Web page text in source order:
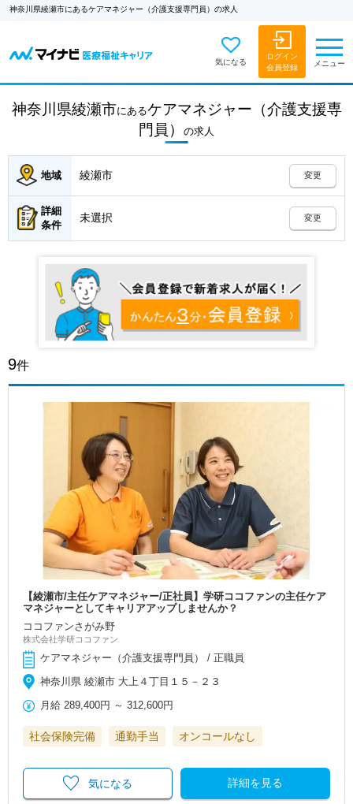
神奈川県綾瀬市にあるケアマネジャー（介護支援専門員）の求人
気になる
ログイン
会員登録
メニュー
神奈川県綾瀬市にあるケアマネジャー（介護支援専
門員）
の求人
地域 綾瀬市 変更
詳細
条件
未選択 変更
9件
【綾瀬市/主任ケアマネジャー/正社員】学研ココファンの主任ケア
マネジャーとしてキャリアアップしませんか？
ココファンさがみ野
株式会社学研ココファン
ケアマネジャー（介護支援専門員） / 正職員
神奈川県 綾瀬市 大上４丁目１５－２３
月給 289,400円 ～312,600円
社会保険完備 通勤手当 オンコールなし
詳細を見る
気になる